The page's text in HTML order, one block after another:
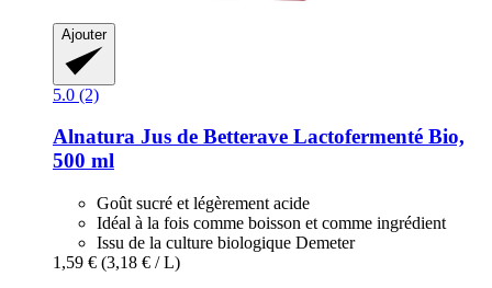
Ajouter
5.0 (2)
Alnatura Jus de Betterave Lactofermenté Bio,
500 ml
Goût sucré et légèrement acide
Idéal à la fois comme boisson et comme ingrédient
Issu de la culture biologique Demeter
1,59 € (3,18 € / L)